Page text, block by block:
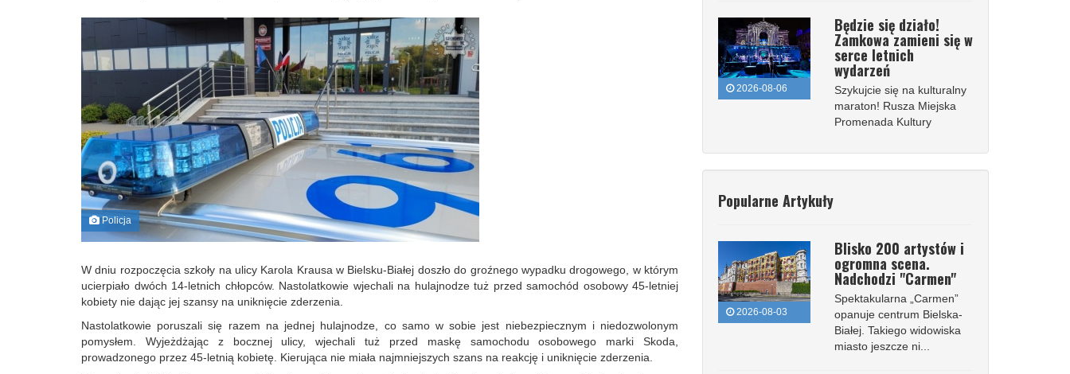
Policja
W dniu rozpoczęcia szkoły na ulicy Karola Krausa w Bielsku-Białej doszło do groźnego wypadku drogowego, w którym
ucierpiało dwóch 14-letnich chłopców. Nastolatkowie wjechali na hulajnodze tuż przed samochód osobowy 45-letniej
kobiety nie dając jej szansy na uniknięcie zderzenia.
Nastolatkowie poruszali się razem na jednej hulajnodze, co samo w sobie jest niebezpiecznym i niedozwolonym
pomysłem. Wyjeżdżając z bocznej ulicy, wjechali tuż przed maskę samochodu osobowego marki Skoda,
prowadzonego przez 45-letnią kobietę. Kierująca nie miała najmniejszych szans na reakcję i uniknięcie zderzenia.
2026-08-06
Będzie się działo!
Zamkowa zamieni się w
serce letnich
wydarzeń
Szykujcie się na kulturalny
maraton! Rusza Miejska
Promenada Kultury
Popularne Artykuły
2026-08-03
Blisko 200 artystów i
ogromna scena.
Nadchodzi "Carmen"
Spektakularna „Carmen”
opanuje centrum Bielska-
Białej. Takiego widowiska
miasto jeszcze ni...